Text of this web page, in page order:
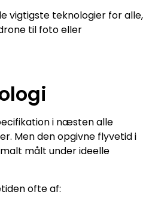
vigtigste teknologier for alle,
til foto eller
i næsten alle
Men den opgivne flyvetid i
målt under ideelle
ofte af: